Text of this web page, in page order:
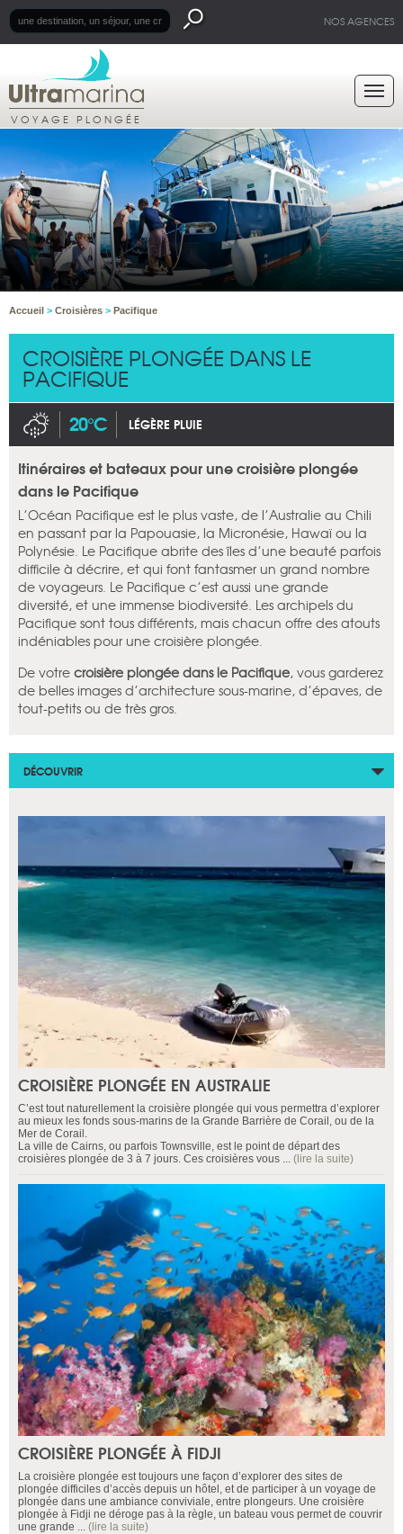
NOS AGENCES
VOYAGE PLONGÉE
Accueil > Croisières > Pacifique
CROISIÈRE PLONGÉE DANS LE
PACIFIQUE
20°C LÉGÈRE PLUIE
Itinéraires et bateaux pour une croisière plongée
dans le Pacifique
L’Océan Pacifique est le plus vaste, de l’Australie au Chili
en passant par la Papouasie, la Micronésie, Hawaï ou la
Polynésie. Le Pacifique abrite des îles d’une beauté parfois
difficile à décrire, et qui font fantasmer un grand nombre
de voyageurs. Le Pacifique c’est aussi une grande
diversité, et une immense biodiversité. Les archipels du
Pacifique sont tous différents, mais chacun offre des atouts
indéniables pour une croisière plongée.
De votre croisière plongée dans le Pacifique, vous garderez
de belles images d’architecture sous-marine, d’épaves, de
tout-petits ou de très gros.
DÉCOUVRIR
CROISIÈRE PLONGÉE EN AUSTRALIE
C’est tout naturellement la croisière plongée qui vous permettra d’explorer
au mieux les fonds sous-marins de la Grande Barrière de Corail, ou de la
Mer de Corail.
La ville de Cairns, ou parfois Townsville, est le point de départ des
croisières plongée de 3 à 7 jours. Ces croisières vous ... (lire la suite)
CROISIÈRE PLONGÉE À FIDJI
La croisière plongée est toujours une façon d’explorer des sites de
plongée difficiles d’accès depuis un hôtel, et de participer à un voyage de
plongée dans une ambiance conviviale, entre plongeurs. Une croisière
plongée à Fidji ne déroge pas à la règle, un bateau vous permet de couvrir
une grande ... (lire la suite)